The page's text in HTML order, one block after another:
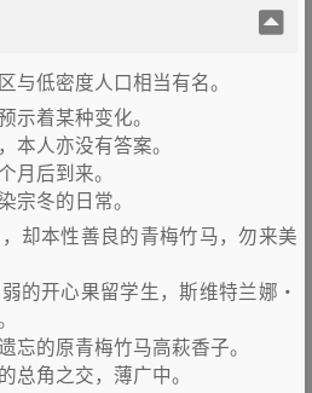
与低密度人口相当有名。
示着某种变化。
本人亦没有答案。
月后到来。
宗冬的日常。
却本性善良的青梅竹马，勿来美
的开心果留学生，斯维特兰娜・
忘的原青梅竹马高萩香子。
总角之交，薄广中。